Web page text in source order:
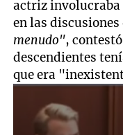
actriz involucraba
en las
menudo",
descendientes
que era